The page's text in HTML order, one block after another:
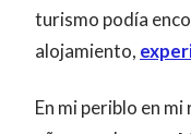
turismo podía
alojamiento,
En mi periblo en